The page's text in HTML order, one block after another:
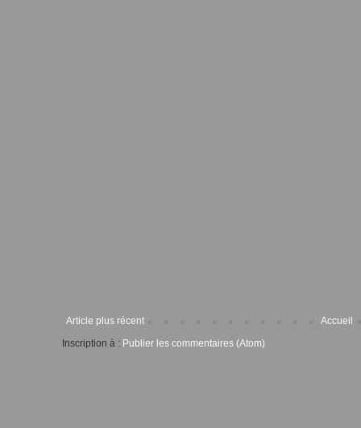
Article plus récent
Accueil
Inscription à : Publier les commentaires (Atom)